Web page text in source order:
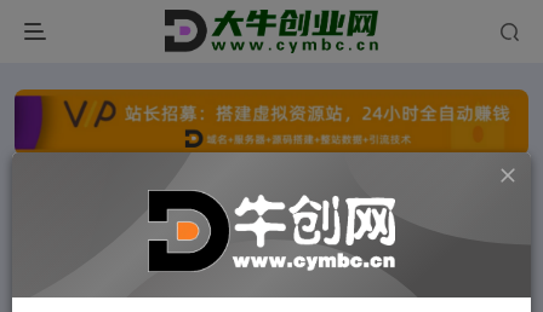
点击开通分站+ 每日收入300+
文字广告火爆招租 文字广告火爆招租
文字广告火爆招租